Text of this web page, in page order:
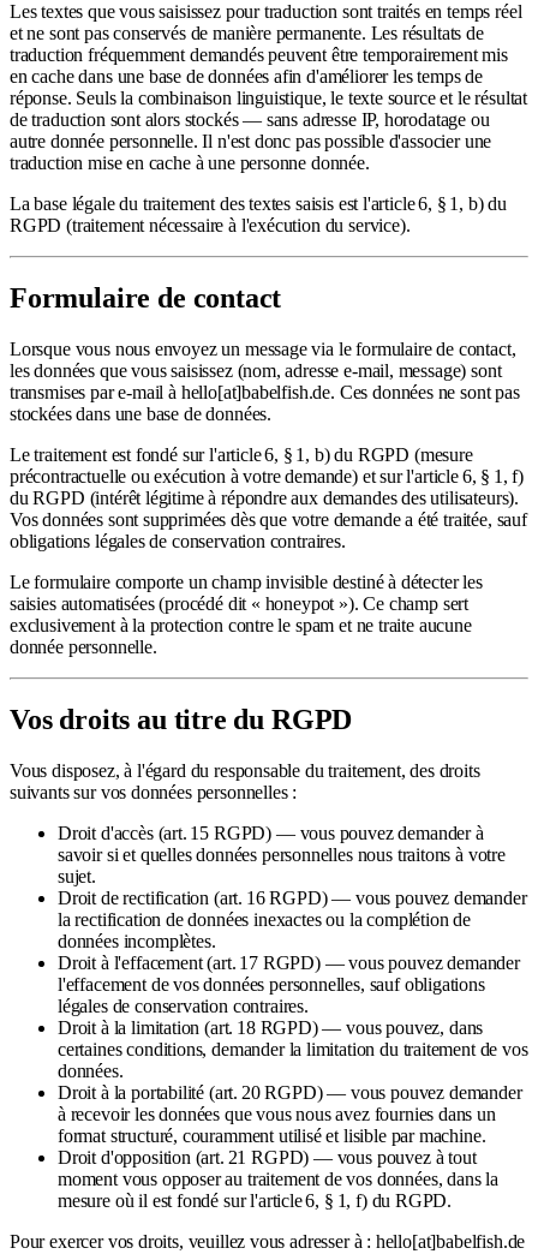
Les textes que vous saisissez pour traduction sont traités en temps réel
et ne sont pas conservés de manière permanente. Les résultats de
traduction fréquemment demandés peuvent être temporairement mis
en cache dans une base de données afin d'améliorer les temps de
réponse. Seuls la combinaison linguistique, le texte source et le résultat
de traduction sont alors stockés — sans adresse IP, horodatage ou
autre donnée personnelle. Il n'est donc pas possible d'associer une
traduction mise en cache à une personne donnée.
La base légale du traitement des textes saisis est l'article 6, § 1, b) du
RGPD (traitement nécessaire à l'exécution du service).
Formulaire de contact
Lorsque vous nous envoyez un message via le formulaire de contact,
les données que vous saisissez (nom, adresse e-mail, message) sont
transmises par e-mail à hello[at]babelfish.de. Ces données ne sont pas
stockées dans une base de données.
Le traitement est fondé sur l'article 6, § 1, b) du RGPD (mesure
précontractuelle ou exécution à votre demande) et sur l'article 6, § 1, f)
du RGPD (intérêt légitime à répondre aux demandes des utilisateurs).
Vos données sont supprimées dès que votre demande a été traitée, sauf
obligations légales de conservation contraires.
Le formulaire comporte un champ invisible destiné à détecter les
saisies automatisées (procédé dit « honeypot »). Ce champ sert
exclusivement à la protection contre le spam et ne traite aucune
donnée personnelle.
Vos droits au titre du RGPD
Vous disposez, à l'égard du responsable du traitement, des droits
suivants sur vos données personnelles :
Droit d'accès(art. 15 RGPD) — vous pouvez demander à
savoir si et quelles données personnelles nous traitons à votre
sujet.
Droit de rectification (art. 16 RGPD) — vous pouvez demander
la rectification de données inexactes ou la complétion de
données incomplètes.
Droit à l'effacement(art. 17 RGPD) — vous pouvez demander
l'effacement de vos données personnelles, sauf obligations
légales de conservation contraires.
Droit à la limitation (art. 18 RGPD) — vous pouvez, dans
certaines conditions, demander la limitation du traitement de vos
données.
Droit à la portabilité (art. 20 RGPD) — vous pouvez demander
à recevoir les données que vous nous avez fournies dans un
format structuré, couramment utilisé et lisible par machine.
Droit d'opposition (art. 21 RGPD) — vous pouvez à tout
moment vous opposer au traitement de vos données, dans la
mesure où il est fondé sur l'article 6, § 1, f) du RGPD.
Pour exercer vos droits, veuillez vous adresser à : hello[at]babelfish.de